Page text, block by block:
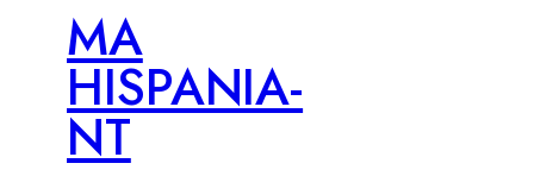
MA
HISPANIA-
NT